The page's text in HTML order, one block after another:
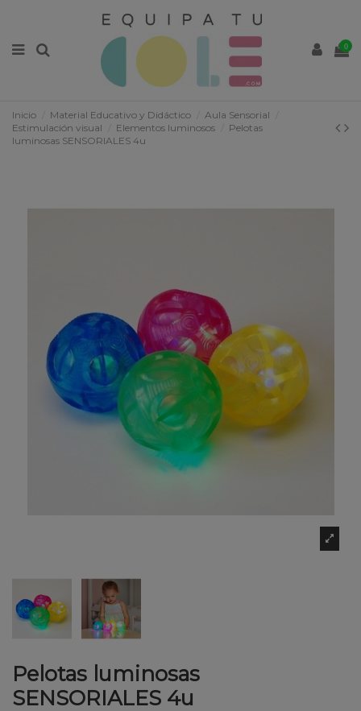
0
Inicio Material Educativo y Didáctico
Aula Sensorial
Estimulación visual
Elementos luminosos
Pelotas
luminosas SENSORIALES 4u
Pelotas luminosas
SENSORIALES 4u